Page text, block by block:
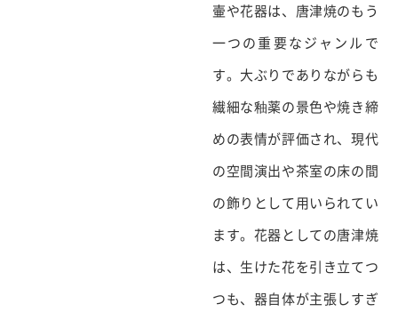
壷や花器は、唐津焼のもう
一つの重要なジャンルで
す。大ぶりでありながらも
繊細な釉薬の景色や焼き締
めの表情が評価され、現代
の空間演出や茶室の床の間
の飾りとして用いられてい
ます。花器としての唐津焼
は、生けた花を引き立てつ
つも、器自体が主張しすぎ